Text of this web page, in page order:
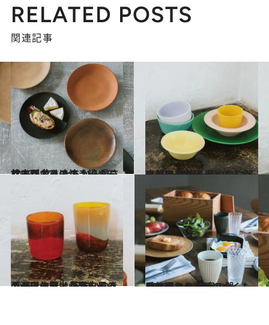
RELATED POSTS
関連記事
2019.1.11
松本かおるの焼き締め五寸皿が 玄人たちから愛される理由とは？
ライフスタイル 2019.1.10
吉村和美のはっとする色の器は 食卓を華やかに演出してくれる
ライフスタイル
2019.1.9
ガラス作家・長野史子の手がける器は 不揃いゆえの造形の魅力が楽しめる
ライフスタイル 2019.1.8
手仕事ならではのぬくもりに触れる 作家の器BEST8
ライフスタイル